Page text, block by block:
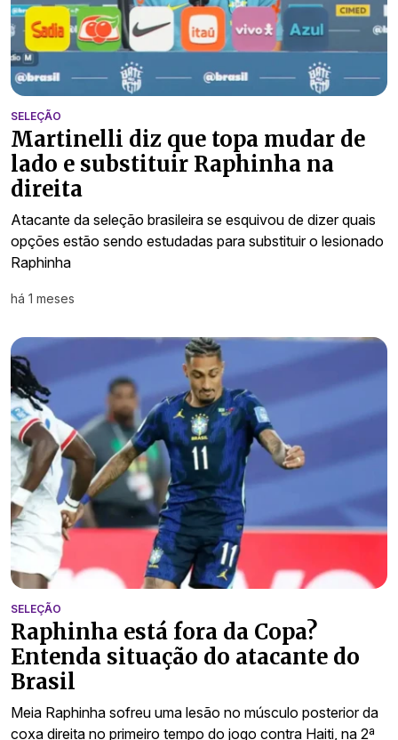
SELEÇÃO
Martinelli diz que topa mudar de
lado e substituir Raphinha na
direita
Atacante da seleção brasileira se esquivou de dizer quais
opções estão sendo estudadas para substituir o lesionado
Raphinha
há 1 meses
SELEÇÃO
Raphinha está fora da Copa?
Entenda situação do atacante do
Brasil
Meia Raphinha sofreu uma lesão no músculo posterior da
coxa direita no primeiro tempo do jogo contra Haiti, na 2ª